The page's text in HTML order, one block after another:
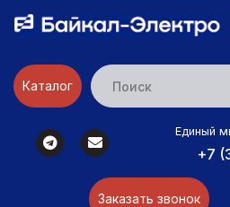
Каталог
Единый
+7
Заказать звонок